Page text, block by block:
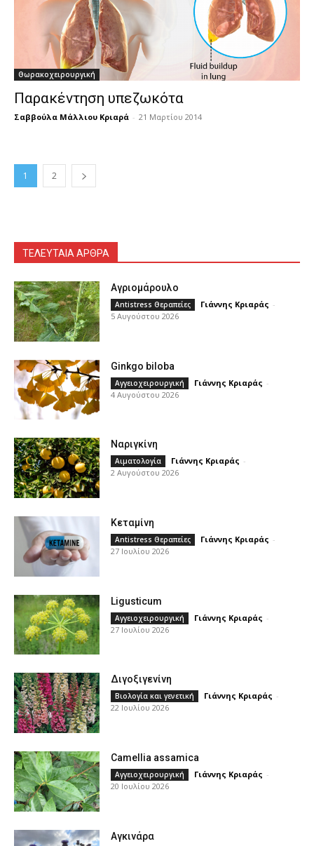
Θωρακοχειρουργική
Παρακέντηση υπεζωκότα
Σαββούλα Μάλλιου Κριαρά - 21 Μαρτίου 2014
1 2
ΤΕΛΕΥΤΑΙΑ ΑΡΘΡΑ
Αγριομάρουλο
Antistress Θεραπείες Γιάννης Κριαράς -
5 Αυγούστου 2026
Ginkgo biloba
Αγγειοχειρουργική Γιάννης Κριαράς -
4 Αυγούστου 2026
Ναριγκίνη
Αιματολογία Γιάννης Κριαράς -
2 Αυγούστου 2026
Κεταμίνη
Antistress Θεραπείες Γιάννης Κριαράς -
27 Ιουλίου 2026
Ligusticum
Αγγειοχειρουργική Γιάννης Κριαράς -
27 Ιουλίου 2026
Διγοξιγενίνη
Βιολογία και γενετική Γιάννης Κριαράς -
22 Ιουλίου 2026
Camellia assamica
Αγγειοχειρουργική Γιάννης Κριαράς -
20 Ιουλίου 2026
Αγκινάρα